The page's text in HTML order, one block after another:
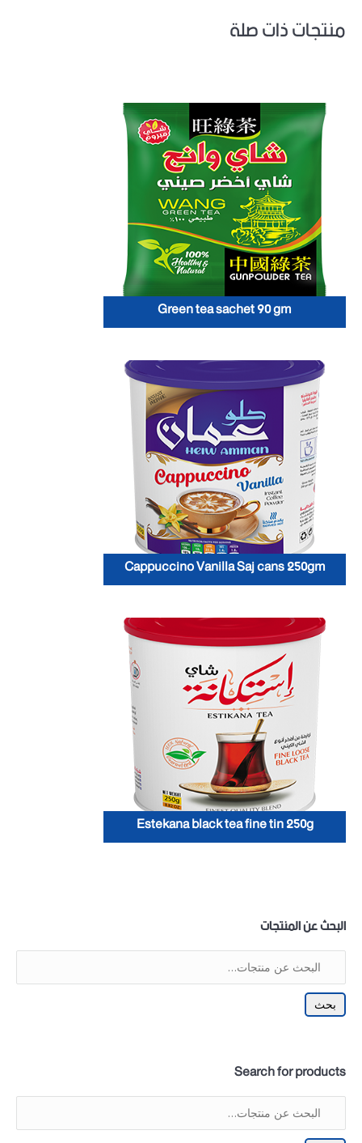
منتجات ذات صلة
Green tea sachet 90 gm
Cappuccino Vanilla Saj cans 250gm
Estekana black tea fine tin 250g
البحث عن المنتجات
بحث
Search for products